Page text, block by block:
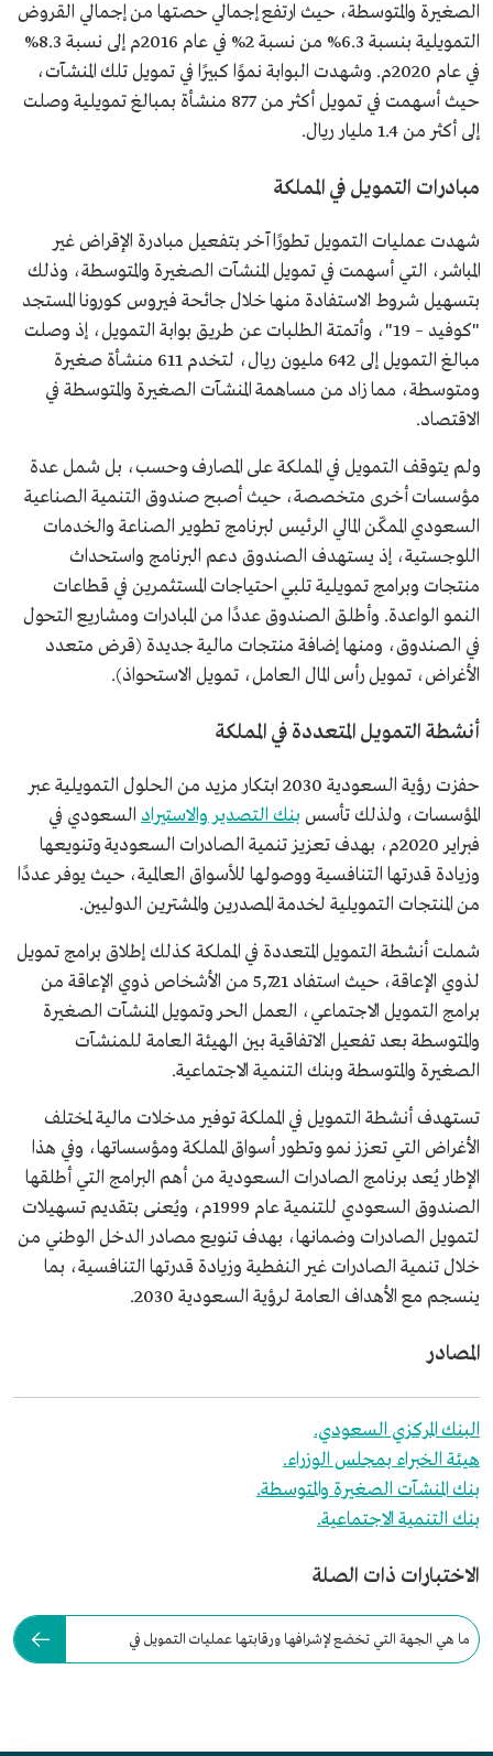
الصغيرة والمتوسطة، حيث ارتفع إجمالي حصتها من إجمالي القروض
التمويلية بنسبة 6.3% من نسبة 2% في عام 2016م إلى نسبة 8.3%
في عام 2020م. وشهدت البوابة نموًا كبيرًا في تمويل تلك المنشآت،
حيث أسهمت في تمويل أكثر من 877 منشأة بمبالغ تمويلية وصلت
إلى أكثر من 1.4 مليار ريال.
مبادرات التمويل في المملكة
شهدت عمليات التمويل تطورًا آخر بتفعيل مبادرة الإقراض غير
المباشر، التي أسهمت في تمويل المنشآت الصغيرة والمتوسطة، وذلك
بتسهيل شروط الاستفادة منها خلال جائحة فيروس كورونا المستجد
"كوفيد – 19"، وأتمتة الطلبات عن طريق بوابة التمويل، إذ وصلت
مبالغ التمويل إلى 642 مليون ريال، لتخدم 611 منشأة صغيرة
ومتوسطة، مما زاد من مساهمة المنشآت الصغيرة والمتوسطة في
الاقتصاد.
ولم يتوقف التمويل في المملكة على المصارف وحسب، بل شمل عدة
مؤسسات أخرى متخصصة، حيث أصبح صندوق التنمية الصناعية
السعودي الممكّن المالي الرئيس لبرنامج تطوير الصناعة والخدمات
اللوجستية، إذ يستهدف الصندوق دعم البرنامج واستحداث
منتجات وبرامج تمويلية تلبي احتياجات المستثمرين في قطاعات
النمو الواعدة. وأطلق الصندوق عددًا من المبادرات ومشاريع التحول
في الصندوق، ومنها إضافة منتجات مالية جديدة (قرض متعدد
الأغراض، تمويل رأس المال العامل، تمويل الاستحواذ).
أنشطة التمويل المتعددة في المملكة
حفزت رؤية السعودية 2030 ابتكار مزيد من الحلول التمويلية عبر
المؤسسات، ولذلك تأسس بنك التصدير والاستيراد السعودي في
فبراير 2020م، بهدف تعزيز تنمية الصادرات السعودية وتنويعها
وزيادة قدرتها التنافسية ووصولها للأسواق العالمية، حيث يوفر عددًا
من المنتجات التمويلية لخدمة المصدرين والمشترين الدوليين.
شملت أنشطة التمويل المتعددة في المملكة كذلك إطلاق برامج تمويل
لذوي الإعاقة، حيث استفاد 5,721 من الأشخاص ذوي الإعاقة من
برامج التمويل الاجتماعي، العمل الحر وتمويل المنشآت الصغيرة
والمتوسطة بعد تفعيل الاتفاقية بين الهيئة العامة للمنشآت
الصغيرة والمتوسطة وبنك التنمية الاجتماعية.
تستهدف أنشطة التمويل في المملكة توفير مدخلات مالية لمختلف
الأغراض التي تعزز نمو وتطور أسواق المملكة ومؤسساتها، وفي هذا
الإطار يُعد برنامج الصادرات السعودية من أهم البرامج التي أطلقها
الصندوق السعودي للتنمية عام 1999م، ويُعنى بتقديم تسهيلات
لتمويل الصادرات وضمانها، بهدف تنويع مصادر الدخل الوطني من
خلال تنمية الصادرات غير النفطية وزيادة قدرتها التنافسية، بما
ينسجم مع الأهداف العامة لرؤية السعودية 2030.
المصادر
البنك المركزي السعودي.
هيئة الخبراء بمجلس الوزراء.
بنك المنشآت الصغيرة والمتوسطة.
بنك التنمية الاجتماعية.
الاختبارات ذات الصلة
ما هي الجهة التي تخضع لإشرافها ورقابتها عمليات التمويل في